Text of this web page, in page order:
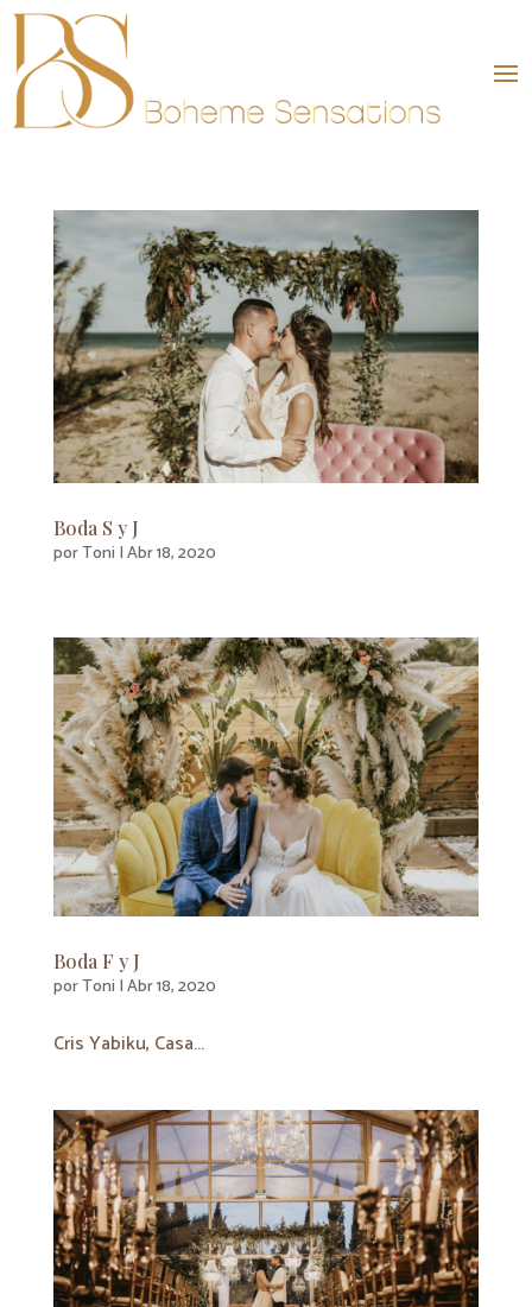
Boda S y J
porToni |Abr 18, 2020
Boda F y J
porToni |Abr 18, 2020
Cris Yabiku, Casa...